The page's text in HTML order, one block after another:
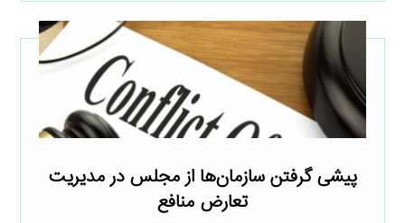
پیشی گرفتن سازمان‌ها از مجلس در مدیریت
تعارض منافع